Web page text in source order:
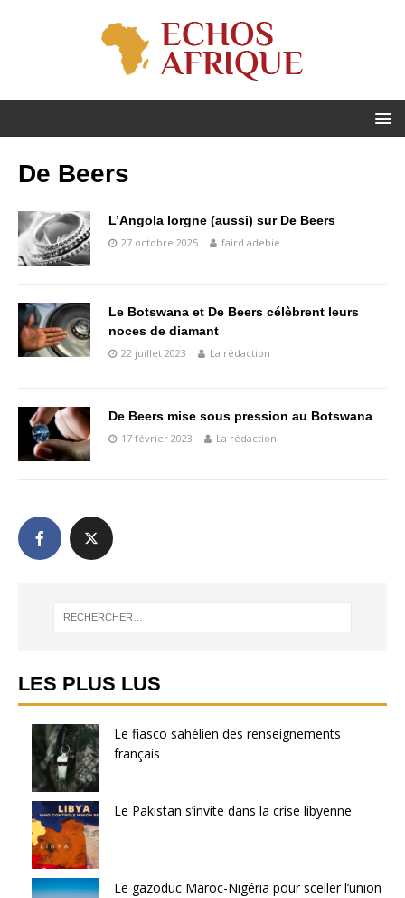
De Beers
L’Angola lorgne (aussi) sur De Beers
27 octobre 2025 faird adebie
Le Botswana et De Beers célèbrent leurs
noces de diamant
22 juillet 2023 La rédaction
De Beers mise sous pression au Botswana
17 février 2023 La rédaction
LES PLUS LUS
Le fiasco sahélien des renseignements
français
Le Pakistan s’invite dans la crise libyenne
Le gazoduc Maroc-Nigéria pour sceller l’union